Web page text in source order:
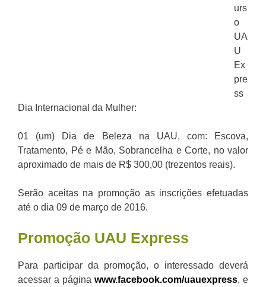
urs
o
UA
U
Ex
pre
ss
Dia Internacional da Mulher:
01 (um) Dia de Beleza na UAU, com: Escova,
Tratamento, Pé e Mão, Sobrancelha e Corte, no valor
aproximado de mais de R$ 300,00 (trezentos reais).
Serão aceitas na promoção as inscrições efetuadas
até o dia 09 de março de 2016.
Promoção UAU Express
Para participar da promoção, o interessado deverá
acessar a página www.facebook.com/uauexpress, e